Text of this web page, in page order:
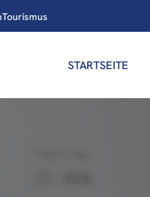
Tourismus
STARTSEITE